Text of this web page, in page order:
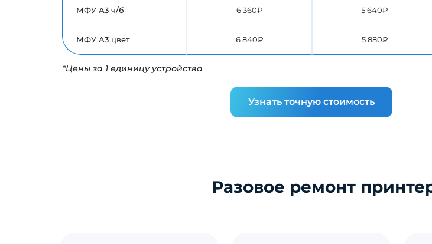
МФУ А3 ч/б
МФУ А3 цвет
6 360₽
6 840₽
5 640₽
5 880₽
*Цены за 1 единицу устройства
Узнать точную стоимость
Разовое ремонт